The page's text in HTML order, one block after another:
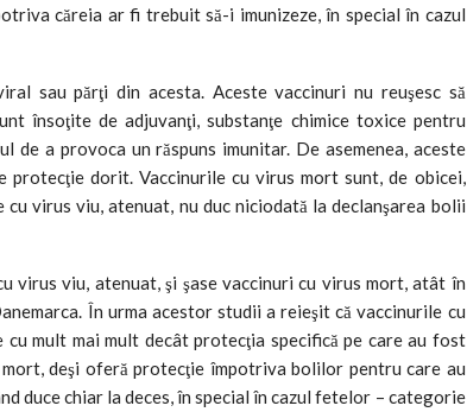
căreia ar fi trebuit să-i imunizeze, în special în cazul
sau părţi din acesta. Aceste vaccinuri nu reuşesc să
însoţite de adjuvanţi, substanţe chimice toxice pentru
de a provoca un răspuns imunitar. De asemenea, aceste
dorit. Vaccinurile cu virus mort sunt, de obicei,
virus viu, atenuat, nu duc niciodată la declanşarea bolii
virus viu, atenuat, şi şase vaccinuri cu virus mort, atât în
În urma acestor studii a reieşit că vaccinurile cu
mult mai mult decât protecţia specifică pe care au fost
deşi oferă protecţie împotriva bolilor pentru care au
duce chiar la deces, în special în cazul fetelor – categorie